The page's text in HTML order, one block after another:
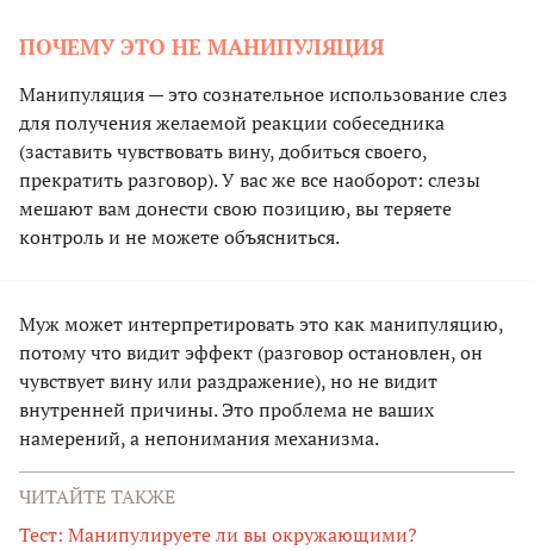
ПОЧЕМУ ЭТО НЕ МАНИПУЛЯЦИЯ
Манипуляция — это сознательное использование слез
для получения желаемой реакции собеседника
(заставить чувствовать вину, добиться своего,
прекратить разговор). У вас же все наоборот: слезы
мешают вам донести свою позицию, вы теряете
контроль и не можете объясниться.
Муж может интерпретировать это как манипуляцию,
потому что видит эффект (разговор остановлен, он
чувствует вину или раздражение), но не видит
внутренней причины. Это проблема не ваших
намерений, а непонимания механизма.
ЧИТАЙТЕ ТАКЖЕ
Тест: Манипулируете ли вы окружающими?